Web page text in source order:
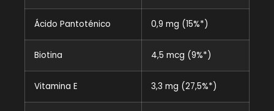
Ácido Pantoténico 0,9 mg (15%*)
Biotina 4,5 mcg (9%*)
Vitamina E 3,3 mg (27,5%*)